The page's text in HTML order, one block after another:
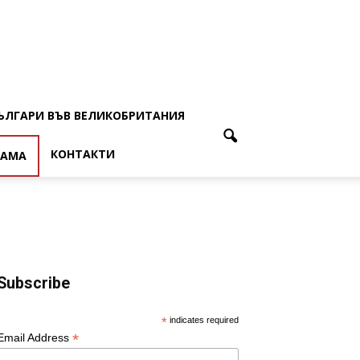
ВЪВ ВЕЛИКОБРИТАНИЯ
КОНТАКТИ
* indicates required
Address *